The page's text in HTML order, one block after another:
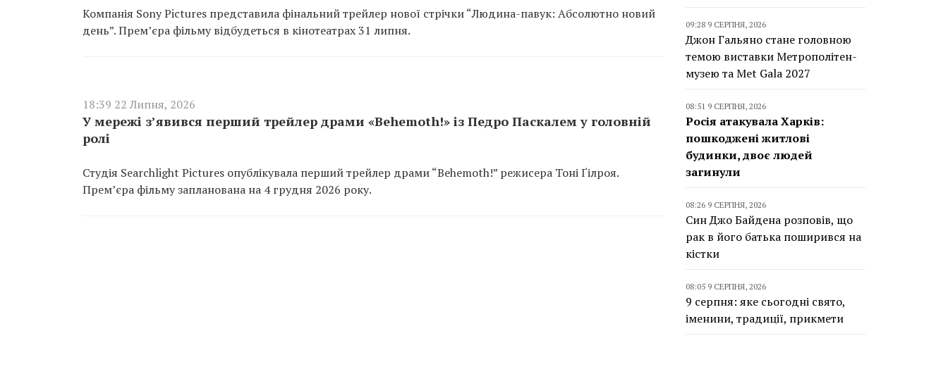
Компанія Sony Pictures представила фінальний трейлер нової стрічки “Людина-павук: Абсолютно новий
день”. Прем’єра фільму відбудеться в кінотеатрах 31 липня.
18:39 22 Липня, 2026
У мережі з’явився перший трейлер драми «Behemoth!» із Педро Паскалем у головній
ролі
Студія Searchlight Pictures опублікувала перший трейлер драми “Behemoth!” режисера Тоні Ґілроя.
Прем’єра фільму запланована на 4 грудня 2026 року.
09:28 9 СЕРПНЯ, 2026
Джон Гальяно стане головною
темою виставки Метрополітен-
музею та Met Gala 2027
08:51 9 СЕРПНЯ, 2026
Росія атакувала Харків:
пошкоджені житлові
будинки, двоє людей
загинули
08:26 9 СЕРПНЯ, 2026
Син Джо Байдена розповів, що
рак в його батька поширився на
кістки
08:05 9 СЕРПНЯ, 2026
9 серпня: яке сьогодні свято,
іменини, традиції, прикмети